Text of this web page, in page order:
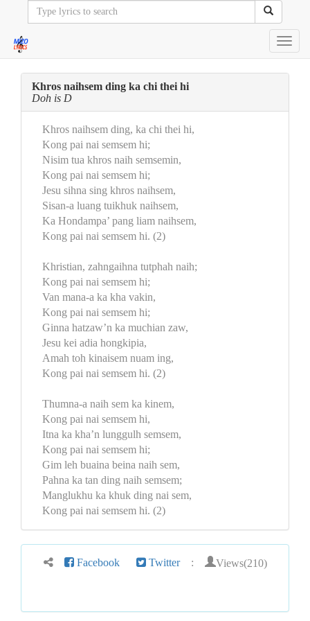
Khros naihsem ding ka chi thei hi
Doh is D
Khros naihsem ding, ka chi thei hi,
Kong pai nai semsem hi;
Nisim tua khros naih semsemin,
Kong pai nai semsem hi;
Jesu sihna sing khros naihsem,
Sisan-a luang tuikhuk naihsem,
Ka Hondampa’ pang liam naihsem,
Kong pai nai semsem hi. (2)
Khristian, zahngaihna tutphah naih;
Kong pai nai semsem hi;
Van mana-a ka kha vakin,
Kong pai nai semsem hi;
Ginna hatzaw’n ka muchian zaw,
Jesu kei adia hongkipia,
Amah toh kinaisem nuam ing,
Kong pai nai semsem hi. (2)
Thumna-a naih sem ka kinem,
Kong pai nai semsem hi,
Itna ka kha’n lunggulh semsem,
Kong pai nai semsem hi;
Gim leh buaina beina naih sem,
Pahna ka tan ding naih semsem;
Manglukhu ka khuk ding nai sem,
Kong pai nai semsem hi. (2)
Facebook Twitter : Views(210)